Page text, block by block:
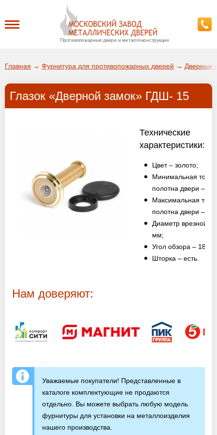
Противопожарные двери и металлоконструкции
ДА!
О заводе
Галерея
+7 (495) 767-19-79
Раменское и вся область!
info@protivopozharnie-dveri.ru
Главная → Фурнитура для противопожарных дверей → Дверные
Глазок «Дверной замок» ГДШ- 15
Технические
характеристики:
Цвет – золото;
Минимальная
полотна двери –
Максимальная
полотна двери –
Диаметр врезной
мм;
Угол обзора – 180
Шторка – есть.
Нам доверяют:
Уважаемые покупатели! Представленные в
каталоге комплектующие не продаются
отдельно. Вы можете выбрать любую модель
фурнитуры для установки на металлоизделия
нашего производства.